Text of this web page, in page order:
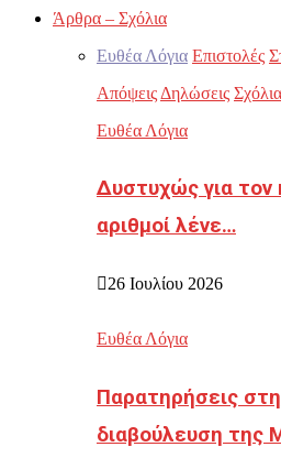
Άρθρα – Σχόλια
Ευθέα Λόγια Επιστολές
Απόψεις Δηλώσεις Σχόλια
Ευθέα Λόγια
Δυστυχώς για
αριθμοί λένε…
26 Ιουλίου 2026
Ευθέα Λόγια
Παρατηρήσεις
διαβούλευση της